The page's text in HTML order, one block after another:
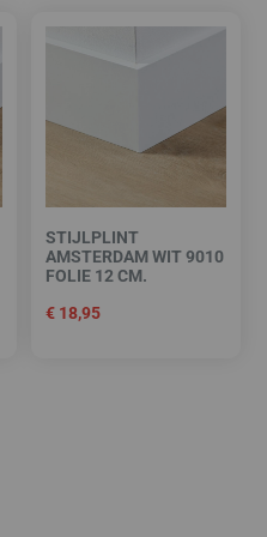
STIJLPLINT
AMSTERDAM WIT 9010
FOLIE 12 CM.
€18,95